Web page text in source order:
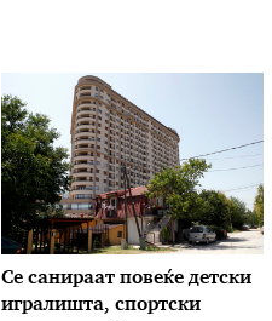
Се санираат повеќе детски
игралишта, спортски